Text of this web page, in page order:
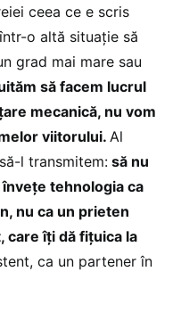
ceea ce e scris
o altă situație să
grad mai mare sau
să facem lucrul
mecanică, nu vom
viitorului. Al
l transmitem:să nu
tehnologia ca
nu ca un prieten
care îți dă fițuica la
ca un partener în